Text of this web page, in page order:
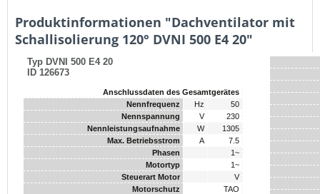
Produktinformationen "Dachventilator mit
Schallisolierung 120° DVNI 500 E4 20"
Typ DVNI 500 E4 20
ID 126673
Anschlussdaten des Gesamtgerätes
Nennfrequenz
Hz
50
Nennspannung
V
230
Nennleistungsaufnahme
W
1305
Max. Betriebsstrom
A
7.5
Phasen
1~
Motortyp
1~
Steuerart Motor
V
Motorschutz
TAO